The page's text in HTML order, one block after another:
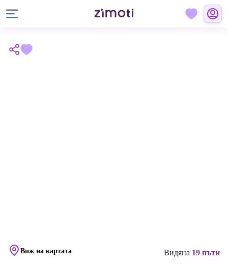
Виж на картата Видяна 19 пъти